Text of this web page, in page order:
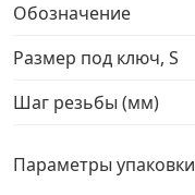
Электро и
Нержавеющий
Обозначение
Размер под ключ, S
Шаг резьбы (мм)
Параметры упаковки